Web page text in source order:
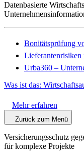
Datenbasierte
Bonitätsprüfung
Lieferantenrisiken
Urba360 –
Was ist das:
Mehr erfahren
Zurück zum Menü
Versicherungsschutz
für komplexe Projekte